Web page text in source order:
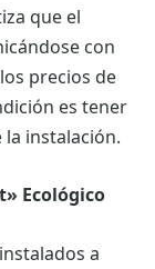
que el
con
precios de
es tener
la instalación.
Ecológico
a